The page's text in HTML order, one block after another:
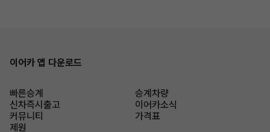
이어카 앱 다운로드
빠른승계
승계차량
신차즉시출고
이어카소식
커뮤니티
가격표
제원